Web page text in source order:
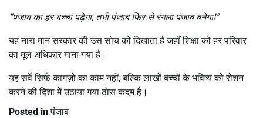
“पंजाब का हर बच्चा पढ़ेगा, तभी पंजाब फिर से रंगला पंजाब बनेगा!”
यह नारा मान सरकार की उस सोच को दिखाता है जहाँ शिक्षा को हर परिवार
का मूल अधिकार माना गया है।
यह सर्वे सिर्फ कागज़ों का काम नहीं, बल्कि लाखों बच्चों के भविष्य को रोशन
करने की दिशा में उठाया गया ठोस कदम है।
Posted inपंजाब